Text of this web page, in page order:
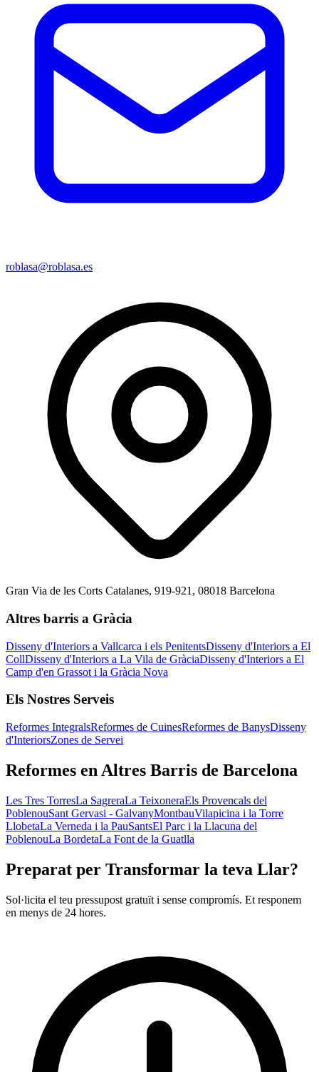
roblasa@roblasa.es
Gran Via de les Corts Catalanes, 919-921, 08018 Barcelona
Altres barris a Gràcia
Disseny d'Interiors a Vallcarca i els PenitentsDisseny d'Interiors a El
CollDisseny d'Interiors a La Vila de GràciaDisseny d'Interiors a El
Camp d'en Grassot i la Gràcia Nova
Els Nostres Serveis
Reformes IntegralsReformes de CuinesReformes de BanysDisseny
d'InteriorsZones de Servei
Reformes en Altres Barris de Barcelona
Les Tres TorresLa SagreraLa TeixoneraEls Provencals del
PoblenouSant Gervasi - GalvanyMontbauVilapicina i la Torre
LlobetaLa Verneda i la PauSantsEl Parc i la Llacuna del
PoblenouLa BordetaLa Font de la Guatlla
Preparat per Transformar la teva Llar?
Sol·licita el teu pressupost gratuït i sense compromís. Et responem
en menys de 24 hores.